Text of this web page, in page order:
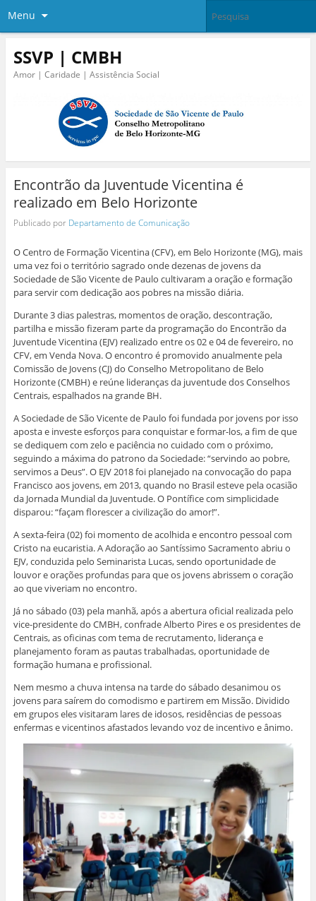
Menu
SSVP | CMBH
Amor | Caridade | Assistência Social
Encontrão da Juventude Vicentina é
realizado em Belo Horizonte
Publicado por Departamento de Comunicação
O Centro de Formação Vicentina (CFV), em Belo Horizonte (MG), mais
uma vez foi o território sagrado onde dezenas de jovens da
Sociedade de São Vicente de Paulo cultivaram a oração e formação
para servir com dedicação aos pobres na missão diária.
Durante 3 dias palestras, momentos de oração, descontração,
partilha e missão fizeram parte da programação do Encontrão da
Juventude Vicentina (EJV) realizado entre os 02 e 04 de fevereiro, no
CFV, em Venda Nova. O encontro é promovido anualmente pela
Comissão de Jovens (CJ) do Conselho Metropolitano de Belo
Horizonte (CMBH) e reúne lideranças da juventude dos Conselhos
Centrais, espalhados na grande BH.
A Sociedade de São Vicente de Paulo foi fundada por jovens por isso
aposta e investe esforços para conquistar e formar-los, a fim de que
se dediquem com zelo e paciência no cuidado com o próximo,
seguindo a máxima do patrono da Sociedade: “servindo ao pobre,
servimos a Deus”. O EJV 2018 foi planejado na convocação do papa
Francisco aos jovens, em 2013, quando no Brasil esteve pela ocasião
da Jornada Mundial da Juventude. O Pontífice com simplicidade
disparou: “façam florescer a civilização do amor!”.
A sexta-feira (02) foi momento de acolhida e encontro pessoal com
Cristo na eucaristia. A Adoração ao Santíssimo Sacramento abriu o
EJV, conduzida pelo Seminarista Lucas, sendo oportunidade de
louvor e orações profundas para que os jovens abrissem o coração
ao que viveriam no encontro.
Já no sábado (03) pela manhã, após a abertura oficial realizada pelo
vice-presidente do CMBH, confrade Alberto Pires e os presidentes de
Centrais, as oficinas com tema de recrutamento, liderança e
planejamento foram as pautas trabalhadas, oportunidade de
formação humana e profissional.
Nem mesmo a chuva intensa na tarde do sábado desanimou os
jovens para saírem do comodismo e partirem em Missão. Dividido
em grupos eles visitaram lares de idosos, residências de pessoas
enfermas e vicentinos afastados levando voz de incentivo e ânimo.